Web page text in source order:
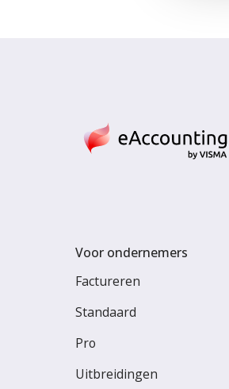
Voor ondernemers
Factureren
Standaard
Pro
Uitbreidingen